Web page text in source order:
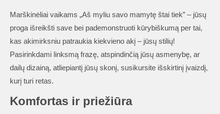
Marškinėliai vaikams „Aš myliu savo mamytę štai tiek” – jūsų
proga išreikšti save bei pademonstruoti kūrybiškumą per tai,
kas akimirksniu patraukia kiekvieno akį – jūsų stilių!
Pasirinkdami linksmą frazę, atspindinčią jūsų asmenybę, ar
dailų dizainą, atliepiantį jūsų skonį, susikursite išskirtinį įvaizdį,
kurį turi retas.
Komfortas ir priežiūra